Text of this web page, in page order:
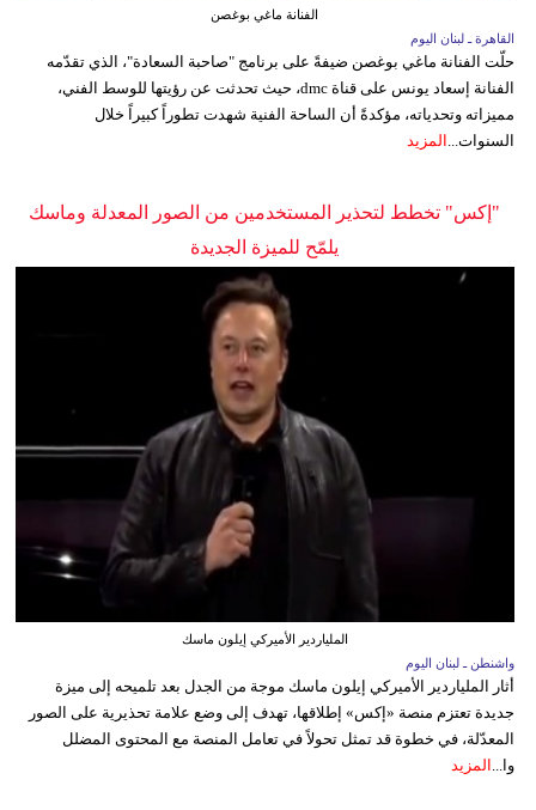
الفنانة ماغي بوغصن
القاهرة ـ لبنان اليوم
حلّت الفنانة ماغي بوغصن ضيفةً على برنامج "صاحبة السعادة"، الذي تقدّمه
الفنانة إسعاد يونس على قناة dmc، حيث تحدثت عن رؤيتها للوسط الفني،
مميزاته وتحدياته، مؤكدةً أن الساحة الفنية شهدت تطوراً كبيراً خلال
السنوات... المزيد
"إكس" تخطط لتحذير المستخدمين من الصور المعدلة وماسك
يلمّح للميزة الجديدة
الملياردير الأميركي إيلون ماسك
واشنطن ـ لبنان اليوم
أثار الملياردير الأميركي إيلون ماسك موجة من الجدل بعد تلميحه إلى ميزة
جديدة تعتزم منصة «إكس» إطلاقها، تهدف إلى وضع علامة تحذيرية على الصور
المعدّلة، في خطوة قد تمثل تحولاً في تعامل المنصة مع المحتوى المضلل
وا... المزيد